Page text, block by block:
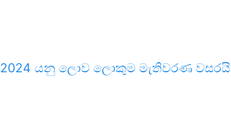
2024 යනු ලොව ලොකුම මැතිවරණ වසරයි